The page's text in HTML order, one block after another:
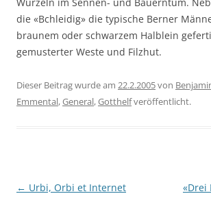
die «Bchleidig» die typische Berner
braunem oder schwarzem Halblein
gemusterter Weste und Filzhut.
Dieser Beitrag wurde am 22.2.2005von
Emmental,General,Gotthelfveröffentlicht.
Beitragsnavigation
← Urbi, Orbi et Internet «Drei